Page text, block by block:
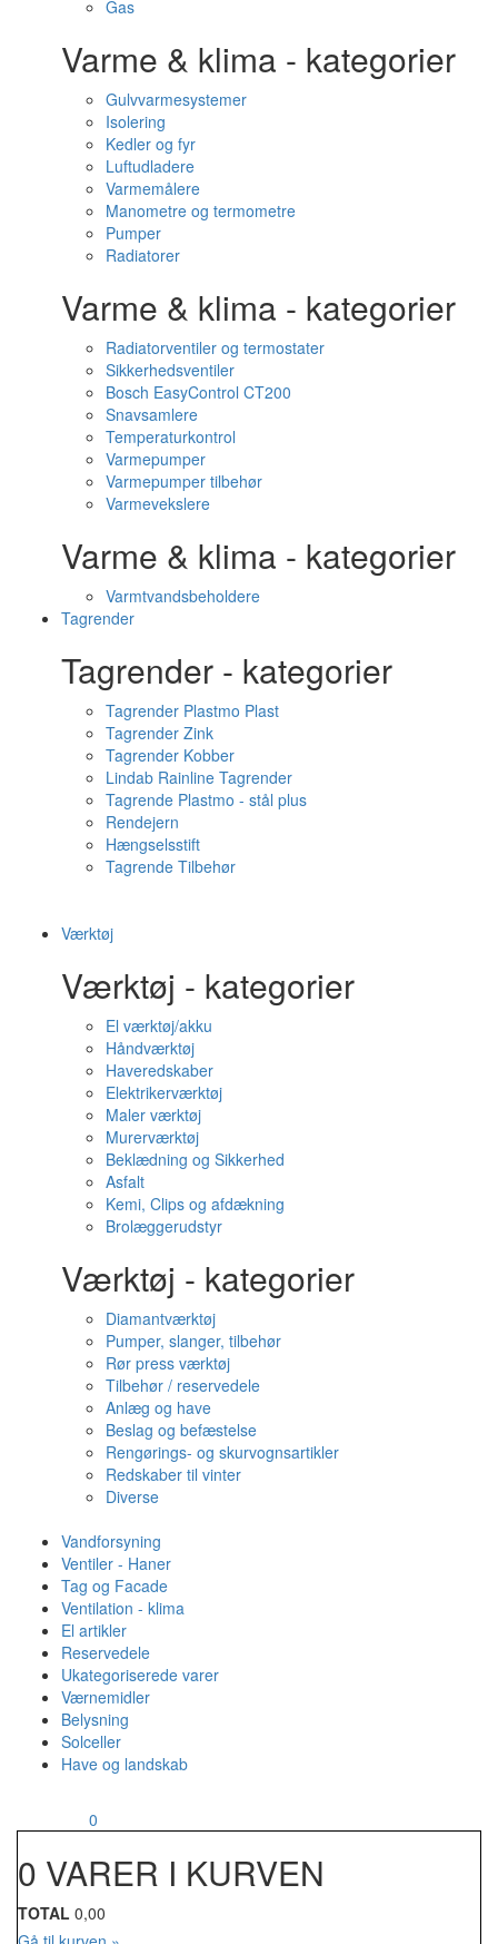
Gas
Varme & klima - kategorier
Gulvvarmesystemer
Isolering
Kedler og fyr
Luftudladere
Varmemålere
Manometre og termometre
Pumper
Radiatorer
Varme & klima - kategorier
Radiatorventiler og termostater
Sikkerhedsventiler
Bosch EasyControl CT200
Snavsamlere
Temperaturkontrol
Varmepumper
Varmepumper tilbehør
Varmevekslere
Varme & klima - kategorier
Varmtvandsbeholdere
Tagrender
Tagrender - kategorier
Tagrender Plastmo Plast
Tagrender Zink
Tagrender Kobber
Lindab Rainline Tagrender
Tagrende Plastmo - stål plus
Rendejern
Hængselsstift
Tagrende Tilbehør
Værktøj
Værktøj - kategorier
El værktøj/akku
Håndværktøj
Haveredskaber
Elektrikerværktøj
Maler værktøj
Murerværktøj
Beklædning og Sikkerhed
Asfalt
Kemi, Clips og afdækning
Brolæggerudstyr
Værktøj - kategorier
Diamantværktøj
Pumper, slanger, tilbehør
Rør press værktøj
Tilbehør / reservedele
Anlæg og have
Beslag og befæstelse
Rengørings- og skurvognsartikler
Redskaber til vinter
Diverse
Vandforsyning
Ventiler - Haner
Tag og Facade
Ventilation - klima
El artikler
Reservedele
Ukategoriserede varer
Værnemidler
Belysning
Solceller
Have og landskab
0
0 VARER I KURVEN
TOTAL 0,00